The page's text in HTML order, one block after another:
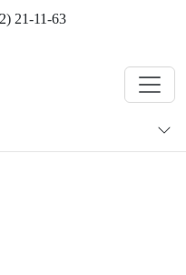
21-11-63